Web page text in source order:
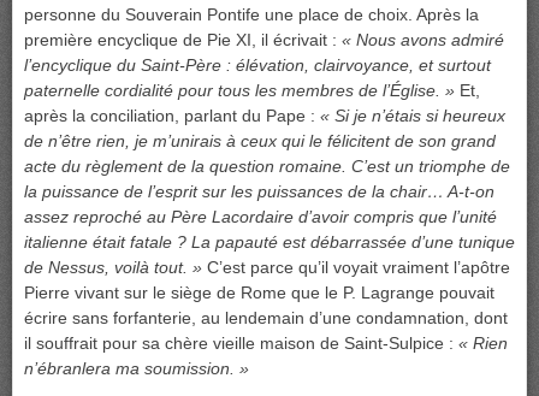
personne du Souverain Pontife une place de choix. Après la
première encyclique de Pie XI, il écrivait : « Nous avons admiré
l’encyclique du Saint-Père : élévation, clairvoyance, et surtout
paternelle cordialité pour tous les membres de l’Église. » Et,
après la conciliation, parlant du Pape : « Si je n’étais si heureux
de n’être rien, je m’unirais à ceux qui le félicitent de son grand
acte du règlement de la question romaine. C’est un triomphe de
la puissance de l’esprit sur les puissances de la chair… A-t-on
assez reproché au Père Lacordaire d’avoir compris que l’unité
italienne était fatale ? La papauté est débarrassée d’une tunique
de Nessus, voilà tout. » C’est parce qu’il voyait vraiment l’apôtre
Pierre vivant sur le siège de Rome que le P. Lagrange pouvait
écrire sans forfanterie, au lendemain d’une condamnation, dont
il souffrait pour sa chère vieille maison de Saint-Sulpice : « Rien
n’ébranlera ma soumission. »